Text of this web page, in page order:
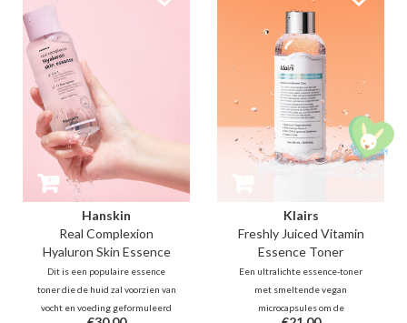
gevoelige huid kalmeert voor een
stralende teint
huid intensief te verjongen en te
herstellen voor een frisse blik.
Hanskin
Real Complexion
Hyaluron Skin Essence
Dit is een populaire essence
toner die de huid zal voorzien van
vocht en voeding geformuleerd
Klairs
Freshly Juiced Vitamin
Essence Toner
Een ultralichte essence-toner
met smeltende vegan
microcapsules om de